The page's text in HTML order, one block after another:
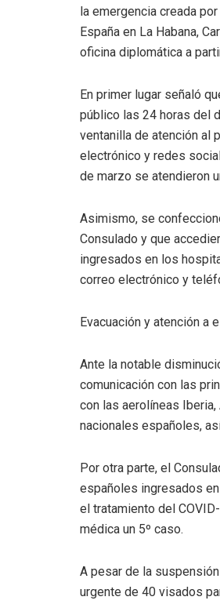
la emergencia creada
España en La Habana,
oficina diplomática a
En primer lugar señaló
público las 24 horas del
ventanilla de atención al
electrónico y redes
de marzo se atendieron
Asimismo, se
Consulado y que
ingresados en los
correo electrónico y
Evacuación y atención a
Ante la notable
comunicación con las
con las aerolíneas
nacionales españoles,
Por otra parte, el
españoles ingresados
el tratamiento del
médica un 5º caso.
A pesar de la
urgente de 40 visados